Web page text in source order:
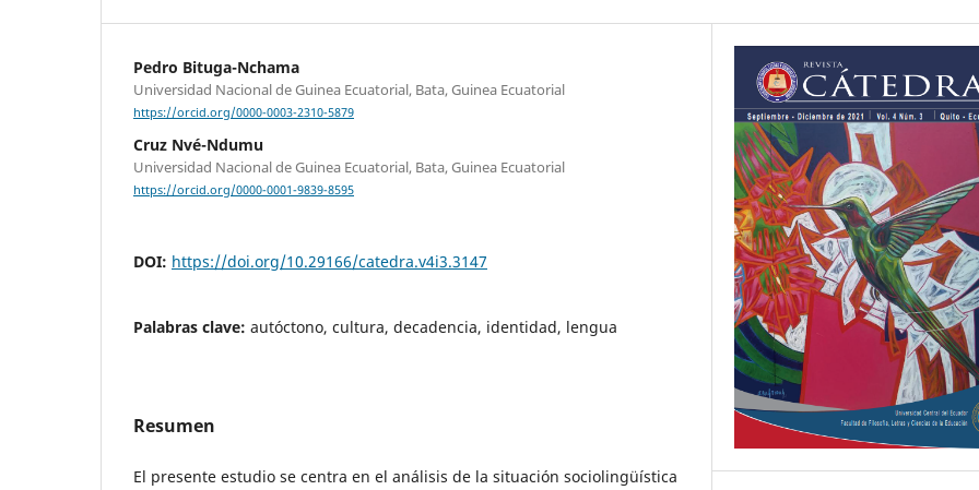
Pedro Bituga-Nchama
Universidad Nacional de Guinea Ecuatorial, Bata, Guinea Ecuatorial
https://orcid.org/0000-0003-2310-5879
Cruz Nvé-Ndumu
Universidad Nacional de Guinea Ecuatorial, Bata, Guinea Ecuatorial
https://orcid.org/0000-0001-9839-8595
DOI: https://doi.org/10.29166/catedra.v4i3.3147
Palabras clave: autóctono, cultura, decadencia, identidad, lengua
Resumen
El presente estudio se centra en el análisis de la situación sociolingüística